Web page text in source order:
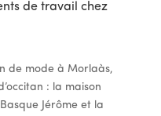
de travail chez
de mode à Morlaàs,
: la maison
Jérôme et la